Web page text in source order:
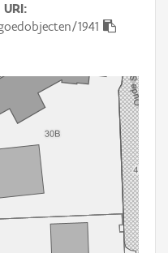
URI
1941